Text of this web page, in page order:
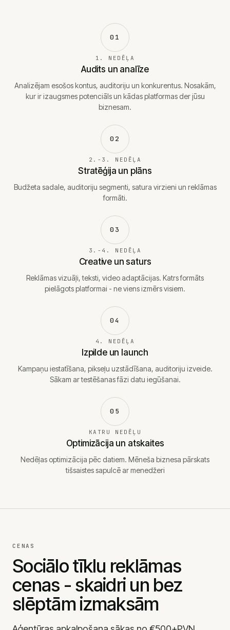
01
1. NEDĒĻA
Audits un analīze
Analizējam esošos kontus, auditoriju un konkurentus. Nosakām,
kur ir izaugsmes potenciāls un kādas platformas der jūsu
biznesam.
02
2.-3. NEDĒĻA
Stratēģija un plāns
Budžeta sadale, auditoriju segmenti, satura virzieni un reklāmas
formāti.
03
3.-4. NEDĒĻA
Creative un saturs
Reklāmas vizuāļi, teksti, video adaptācijas. Katrs formāts
pielāgots platformai - ne viens izmērs visiem.
04
4. NEDĒĻA
Izpilde un launch
Kampaņu iestatīšana, pikseļu uzstādīšana, auditoriju izveide.
Sākam ar testēšanas fāzi datu iegūšanai.
05
KATRU NEDĒĻU
Optimizācija un atskaites
Nedēļas optimizācija pēc datiem. Mēneša biznesa pārskats
tišsaistes sapulcē ar menedžeri
CENAS
Sociālo tīklu reklāmas
cenas - skaidri un bez
slēptām izmaksām